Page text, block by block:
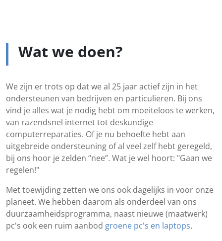
Wat we doen?
We zijn er trots op dat we al 25 jaar actief zijn in het
ondersteunen van bedrijven en particulieren. Bij ons
vind je alles wat je nodig hebt om moeiteloos te werken,
van razendsnel internet tot deskundige
computerreparaties. Of je nu behoefte hebt aan
uitgebreide ondersteuning of al veel zelf hebt geregeld,
bij ons hoor je zelden “nee”. Wat je wel hoort: "Gaan we
regelen!"
Met toewijding zetten we ons ook dagelijks in voor onze
planeet. We hebben daarom als onderdeel van ons
duurzaamheidsprogramma, naast nieuwe (maatwerk)
pc's ook een ruim aanbod groene pc's en laptops.